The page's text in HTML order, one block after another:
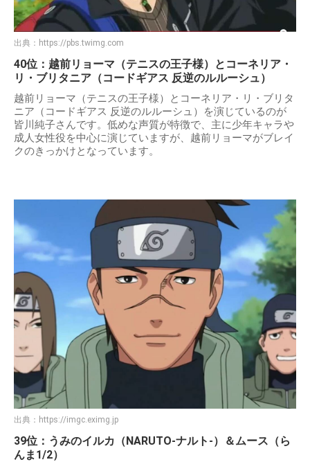
出典： https://pbs.twimg.com
40位：越前リョーマ（テニスの王子様）とコーネリア・
リ・ブリタニア（コードギアス 反逆のルルーシュ）
越前リョーマ（テニスの王子様）とコーネリア・リ・ブリタ
ニア（コードギアス 反逆のルルーシュ）を演じているのが
皆川純子さんです。低めな声質が特徴で、主に少年キャラや
成人女性役を中心に演じていますが、越前リョーマがブレイ
クのきっかけとなっています。
出典： https://imgc.eximg.jp
39位：うみのイルカ（NARUTO-ナルト-）＆ムース（ら
んま1/2）